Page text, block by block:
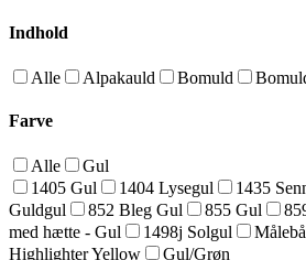
Indhold
Alle Alpakauld Bomuld
Farve
Alle
Gul
1405 Gul
1404 Lysegul 1435
Guldgul
852 Bleg Gul 855 Gul
med hætte - Gul
1498j Solgul
Highlighter Yellow
Gul/Grøn